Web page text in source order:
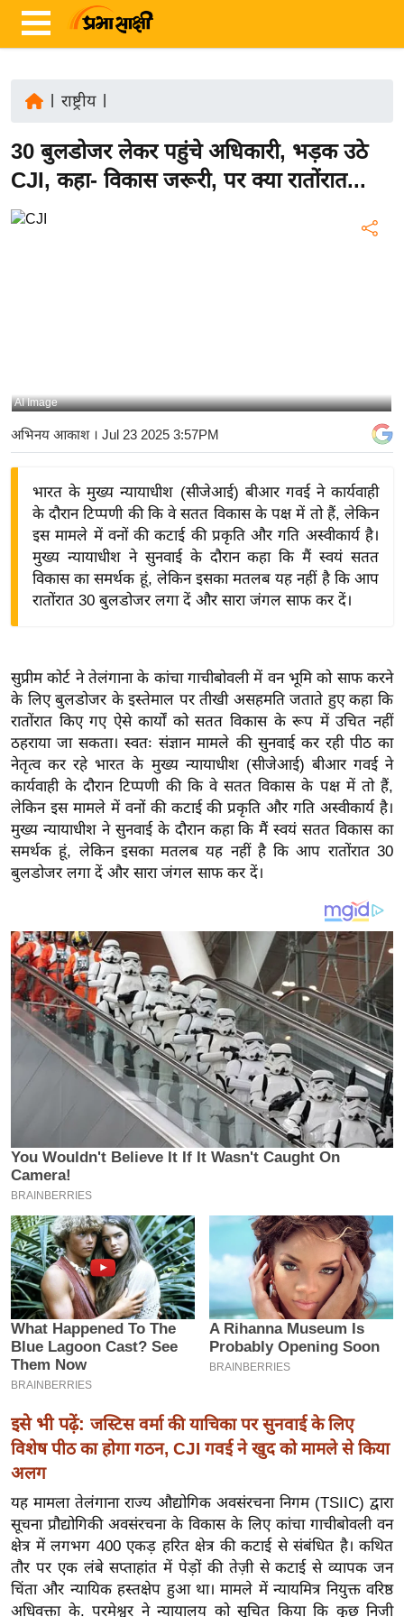
ज़ा
ख
र
ष्ट्री
य
बि
द्यो
त
वि
शे
ष
ज्ञ
रा
य
ब
ज
ल
क्रि
के
ट
L
2
6
क्रा
इ
म
ई
-
पे
प
र
मि
सा
ल
बे
मि
सा
ल
श
राष्ट्रीय|
30 बुलडोजर लेकर पहुंचे अधिकारी, भड़क उठे
CJI, कहा- विकास जरूरी, पर क्‍या रातोंरात...
AI Image
अभिनय आकाश। Jul 23 2025 3:57PM
भारत के मुख्य न्यायाधीश (सीजेआई) बीआर गवई ने कार्यवाही
के दौरान टिप्पणी की कि वे सतत विकास के पक्ष में तो हैं, लेकिन
इस मामले में वनों की कटाई की प्रकृति और गति अस्वीकार्य है।
मुख्य न्यायाधीश ने सुनवाई के दौरान कहा कि मैं स्वयं सतत
विकास का समर्थक हूं, लेकिन इसका मतलब यह नहीं है कि आप
रातोंरात 30 बुलडोजर लगा दें और सारा जंगल साफ कर दें।
सुप्रीम कोर्ट ने तेलंगाना के कांचा गाचीबोवली में वन भूमि को साफ करने
के लिए बुलडोजर के इस्तेमाल पर तीखी असहमति जताते हुए कहा कि
रातोंरात किए गए ऐसे कार्यों को सतत विकास के रूप में उचित नहीं
ठहराया जा सकता। स्वतः संज्ञान मामले की सुनवाई कर रही पीठ का
नेतृत्व कर रहे भारत के मुख्य न्यायाधीश (सीजेआई) बीआर गवई ने
कार्यवाही के दौरान टिप्पणी की कि वे सतत विकास के पक्ष में तो हैं,
लेकिन इस मामले में वनों की कटाई की प्रकृति और गति अस्वीकार्य है।
मुख्य न्यायाधीश ने सुनवाई के दौरान कहा कि मैं स्वयं सतत विकास का
समर्थक हूं, लेकिन इसका मतलब यह नहीं है कि आप रातोंरात 30
बुलडोजर लगा दें और सारा जंगल साफ कर दें।
इसे भी पढ़ें: जस्टिस वर्मा की याचिका पर सुनवाई के लिए
विशेष पीठ का होगा गठन, CJI गवई ने खुद को मामले से किया
अलग
यह मामला तेलंगाना राज्य औद्योगिक अवसंरचना निगम (TSIIC) द्वारा
सूचना प्रौद्योगिकी अवसंरचना के विकास के लिए कांचा गाचीबोवली वन
क्षेत्र में लगभग 400 एकड़ हरित क्षेत्र की कटाई से संबंधित है। कथित
तौर पर एक लंबे सप्ताहांत में पेड़ों की तेज़ी से कटाई से व्यापक जन
चिंता और न्यायिक हस्तक्षेप हुआ था। मामले में न्यायमित्र नियुक्त वरिष्ठ
अधिवक्ता के. परमेश्वर ने न्यायालय को सूचित किया कि कुछ निजी